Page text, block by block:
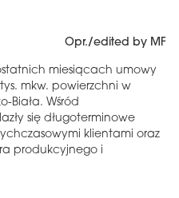
Opr./edited by MF
miesiącach umowy
mkw. powierzchni w
Biała. Wśród
się długoterminowe
klientami oraz
produkcyjnego i